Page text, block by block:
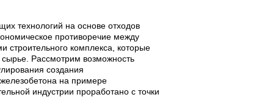
технологий на основе отходов
противоречие между
строительного комплекса, которые
сырье. Рассмотрим возможность
создания
на примере
индустрии проработано с точки